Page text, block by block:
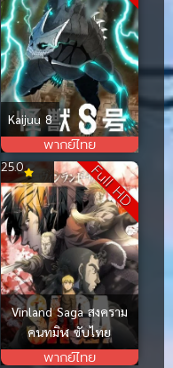
Kaijuu 8
พากย์ไทย
Full HD
Vinland Saga สงคราม
คนทมิฬ ซับไทย
พากย์ไทย
25.0